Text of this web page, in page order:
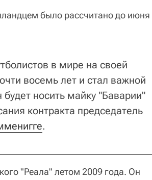
было рассчитано до июня
в мире на своей
восемь лет и стал важной
носить майку "Баварии"
контракта председатель
.
"Реала" летом 2009 года. Он